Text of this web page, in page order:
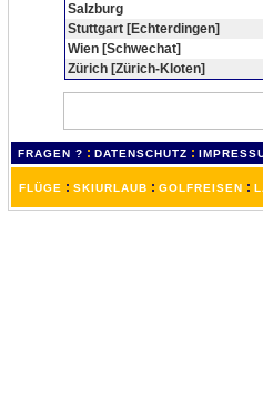
Salzburg
Stuttgart [Echterdingen]
Wien [Schwechat]
Zürich [Zürich-Kloten]
FRAGEN ? : DATENSCHUTZ :
FLÜGE : SKIURLAUB : GOLFREISEN :